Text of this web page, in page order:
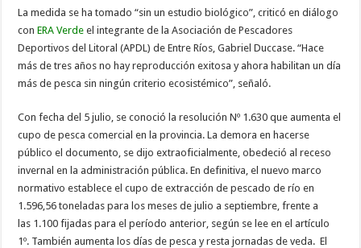
La medida se ha tomado “sin un estudio biológico”, criticó en diálogo
conERA Verde el integrante de la Asociación de Pescadores
Deportivos del Litoral (APDL) de Entre Ríos, Gabriel Duccase. “Hace
más de tres años no hay reproducción exitosa y ahora habilitan un día
más de pesca sin ningún criterio ecosistémico”, señaló.
Con fecha del 5 julio, se conoció la resolución Nº 1.630 que aumenta el
cupo de pesca comercial en la provincia. La demora en hacerse
público el documento, se dijo extraoficialmente, obedeció al receso
invernal en la administración pública. En definitiva, el nuevo marco
normativo establece el cupo de extracción de pescado de río en
1.596,56 toneladas para los meses de julio a septiembre, frente a
las 1.100 fijadas para el período anterior, según se lee en el artículo
1º. También aumenta los días de pesca y resta jornadas de veda. El